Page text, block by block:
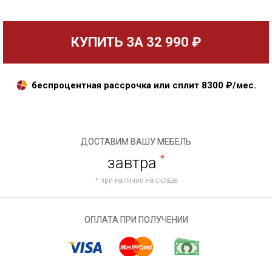
КУПИТЬ ЗА 32 990 ₽
беспроцентная рассрочка или сплит 8300 ₽/мес.
ДОСТАВИМ ВАШУ МЕБЕЛЬ
завтра *
* при наличии на складе
ОПЛАТА ПРИ ПОЛУЧЕНИИ